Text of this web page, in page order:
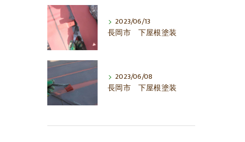
2023/06/13
長岡市 下屋根塗装
2023/06/08
長岡市 下屋根塗装